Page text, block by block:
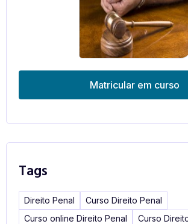
Matricular em curso
Tags
Direito Penal
Curso Direito Penal
Curso online Direito Penal
Curso